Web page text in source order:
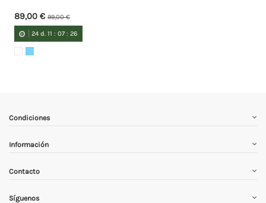
89,00 €99,00 €
24 d. 11 :07 :26
Condiciones
Información
Contacto
Síguenos